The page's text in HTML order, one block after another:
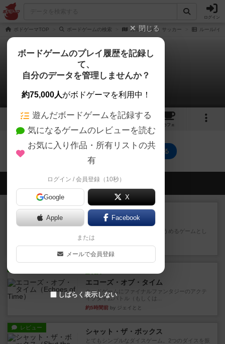
ログイン
ボドゲーマTOP ボードゲームの検索 カルタッチョ サッカー ルール/イ
カルタッチョ サッカー
0件のルール/インスト
1
カフェ
カルタッチョ サッカーのトップに戻る
会員の新しい投稿
レビュー
ワン・トゥ・ファイブ
とにかくお手軽にすき間時間をうめるゲームとし
て重宝するゲームです。いわ...
約1時間前by nabekoh
エコーズ・オブ・タイム
カードゲームにファイナルファンタジーのアクテ
ィブタイムバトル（もしくは...
約5時間前 by ジェイとと
レビュー シャット・ザ・ボックス
とてもシンプルなダイスゲーム。2つのダイスを振
閉じる
ボードゲームのプレイ履歴を記録し
て、
自分のデータを管理しませんか？
約75,000人がボドゲーマを利用中！
遊んだボードゲームを記録する
気になるゲームのレビューを読む
お気に入り作品・所有リストの共
有
ログイン / 会員登録（10秒）
Google X
Apple Facebook
または
メールで会員登録
しばらく表示しない